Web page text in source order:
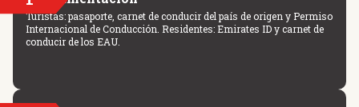
Turistas: pasaporte, carnet de conducir del país de origen y Permiso
Internacional de Conducción. Residentes: Emirates ID y carnet de
conducir de los EAU.